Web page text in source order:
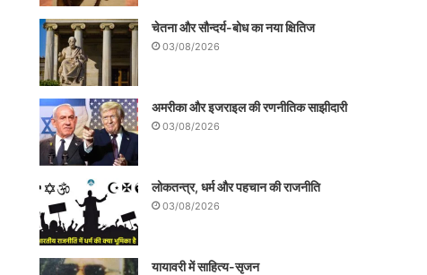
चेतना और सौन्दर्य-बोध का नया क्षितिज
03/08/2026
अमरीका और इजराइल की रणनीतिक साझीदारी
03/08/2026
लोकतन्त्र, धर्म और पहचान की राजनीति
03/08/2026
यायावरी में साहित्य-सृजन